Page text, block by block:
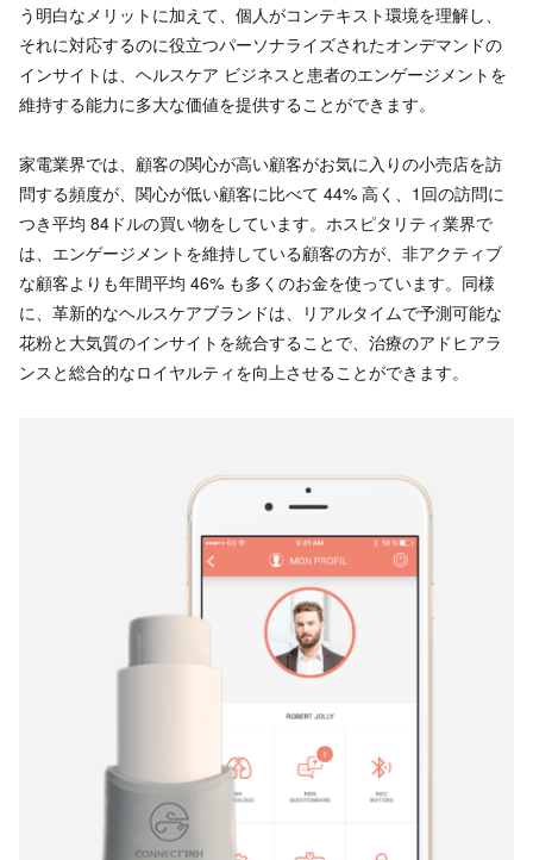
う明白なメリットに加えて、個人がコンテキスト環境を理解し、
それに対応するのに役立つパーソナライズされたオンデマンドの
インサイトは、ヘルスケア ビジネスと患者のエンゲージメントを
維持する能力に多大な価値を提供することができます。
家電業界では、顧客の関心が高い顧客がお気に入りの小売店を訪
問する頻度が、関心が低い顧客に比べて 44% 高く、1回の訪問に
つき平均 84ドルの買い物をしています。ホスピタリティ業界で
は、エンゲージメントを維持している顧客の方が、非アクティブ
な顧客よりも年間平均 46% も多くのお金を使っています。同様
に、革新的なヘルスケアブランドは、リアルタイムで予測可能な
花粉と大気質のインサイトを統合することで、治療のアドヒアラ
ンスと総合的なロイヤルティを向上させることができます。